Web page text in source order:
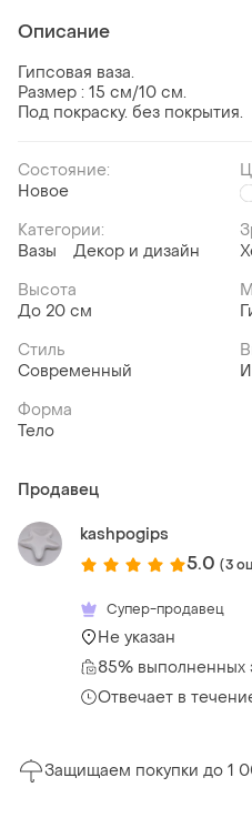
Описание
Гипсовая ваза.
Размер : 15 см/10 см.
Под покраску. без покрытия.
Состояние:
Новое
Категории:
Вазы
Декор и дизайн
Высота
До 20 см
Стиль
Современный
Форма
Тело
Продавец
kashpogips
5.0 (3
Супер-продавец
Не указан
85% выполненных
Отвечает в
Защищаем покупки до 1